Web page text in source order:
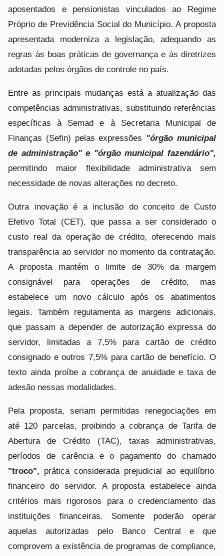
aposentados e pensionistas vinculados ao Regime
Próprio de Previdência Social do Município. A proposta
apresentada moderniza a legislação, adequando as
regras às boas práticas de governança e às diretrizes
adotadas pelos órgãos de controle no país.
Entre as principais mudanças está a atualização das
competências administrativas, substituindo referências
específicas à Semad e à Secretaria Municipal de
Finanças (Sefin) pelas expressões "órgão municipal
de administração" e "órgão municipal fazendário",
permitindo maior flexibilidade administrativa sem
necessidade de novas alterações no decreto.
Outra inovação é a inclusão do conceito de Custo
Efetivo Total (CET), que passa a ser considerado o
custo real da operação de crédito, oferecendo mais
transparência ao servidor no momento da contratação.
A proposta mantém o limite de 30% da margem
consignável para operações de crédito, mas
estabelece um novo cálculo após os abatimentos
legais. Também regulamenta as margens adicionais,
que passam a depender de autorização expressa do
servidor, limitadas a 7,5% para cartão de crédito
consignado e outros 7,5% para cartão de benefício. O
texto ainda proíbe a cobrança de anuidade e taxa de
adesão nessas modalidades.
Pela proposta, seriam permitidas renegociações em
até 120 parcelas, proibindo a cobrança de Tarifa de
Abertura de Crédito (TAC), taxas administrativas,
períodos de carência e o pagamento do chamado
"troco", prática considerada prejudicial ao equilíbrio
financeiro do servidor. A proposta estabelece ainda
critérios mais rigorosos para o credenciamento das
instituições financeiras. Somente poderão operar
aquelas autorizadas pelo Banco Central e que
comprovem a existência de programas de compliance,